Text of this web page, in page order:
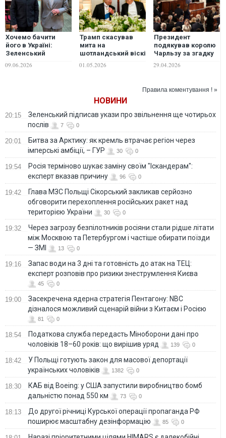
Хочемо бачити
його в Україні:
Зеленський
сподівається
запросити короля
09.06.2026
Трамп скасував
мита на
шотландський віскі
після візиту
Чарльза III
01.05.2026
Президент
подякував королю
Чарльзу за згадку
України у промові
перед Конгресом
29.04.2026
Правила коментування ! »
НОВИНИ
20:15
Зеленський підписав укази про звільнення ще чотирьох
послів
7 0
20:01
Битва за Арктику: як кремль втрачає регіон через
імперські амбіції, – ГУР
30 0
19:54
Росія терміново шукає заміну своїм "Іскандерам":
експерт вказав причину
96 0
19:42
Глава МЗС Польщі Сікорський закликав серйозно
обговорити перехоплення російських ракет над
територією України
30 0
19:32
Через загрозу безпілотників росіяни стали рідше літати
між Москвою та Петербургом і частіше обирати поїзди
— ЗМІ
13 0
19:16
Запас води на 3 дні та готовність до атак на ТЕЦ:
експерт розповів про ризики знеструмлення Києва
45 0
19:00
Засекречена ядерна стратегія Пентагону: NBC
дізналося можливий сценарій війни з Китаєм і Росією
81 0
18:54
Податкова служба передасть Міноборони дані про
чоловіків 18–60 років: що вирішив уряд
139 0
18:42
У Польщі готують закон для масової депортації
українських чоловіків
1382 0
18:30
КАБ від Boeing: у США запустили виробництво бомб
дальністю понад 550 км
73 0
18:13
До другої річниці Курської операції пропаганда РФ
поширює масштабну дезінформацію
85 0